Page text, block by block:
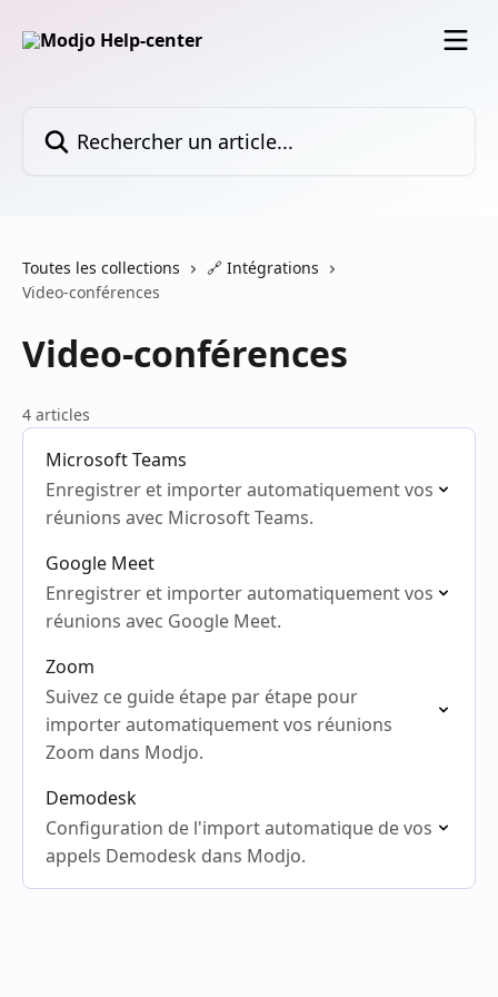
Toutes les collections
🔗 Intégrations
Video-conférences
Video-conférences
4 articles
Microsoft Teams
Enregistrer et importer automatiquement vos
réunions avec Microsoft Teams.
Google Meet
Enregistrer et importer automatiquement vos
réunions avec Google Meet.
Zoom
Suivez ce guide étape par étape pour
importer automatiquement vos réunions
Zoom dans Modjo.
Demodesk
Configuration de l'import automatique de vos
appels Demodesk dans Modjo.